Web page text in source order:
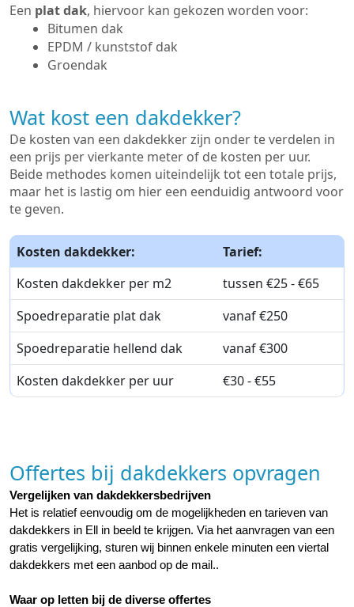
Een plat dak, hiervoor kan gekozen worden voor:
Bitumen dak
EPDM / kunststof dak
Groendak
Wat kost een dakdekker?
De kosten van een dakdekker zijn onder te verdelen in
een prijs per vierkante meter of de kosten per uur.
Beide methodes komen uiteindelijk tot een totale prijs,
maar het is lastig om hier een eenduidig antwoord voor
te geven.
Kosten dakdekker:
Tarief:
Kosten dakdekker per m2
tussen €25 - €65
Spoedreparatie plat dak
vanaf €250
Spoedreparatie hellend dak
vanaf €300
Kosten dakdekker per uur
€30 - €55
Offertes bij dakdekkers opvragen
Vergelijken van dakdekkersbedrijven
Het is relatief eenvoudig om de mogelijkheden en tarieven van
dakdekkers in Ell in beeld te krijgen. Via het aanvragen van een
gratis vergelijking, sturen wij binnen enkele minuten een viertal
dakdekkers met een aanbod op de mail..
Waar op letten bij de diverse offertes